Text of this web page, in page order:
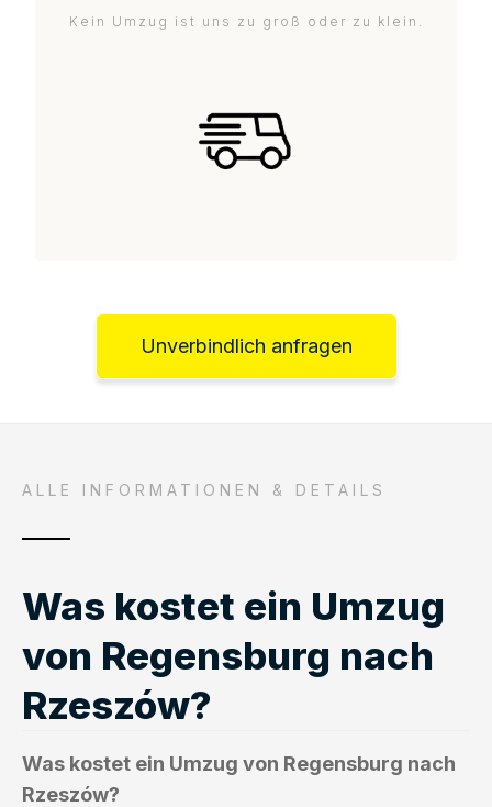
Kein Umzug ist uns zu groß oder zu klein.
Unverbindlich anfragen
ALLE INFORMATIONEN & DETAILS
Was kostet ein Umzug
von Regensburg nach
Rzeszów?
Was kostet ein Umzug von Regensburg nach
Rzeszów?